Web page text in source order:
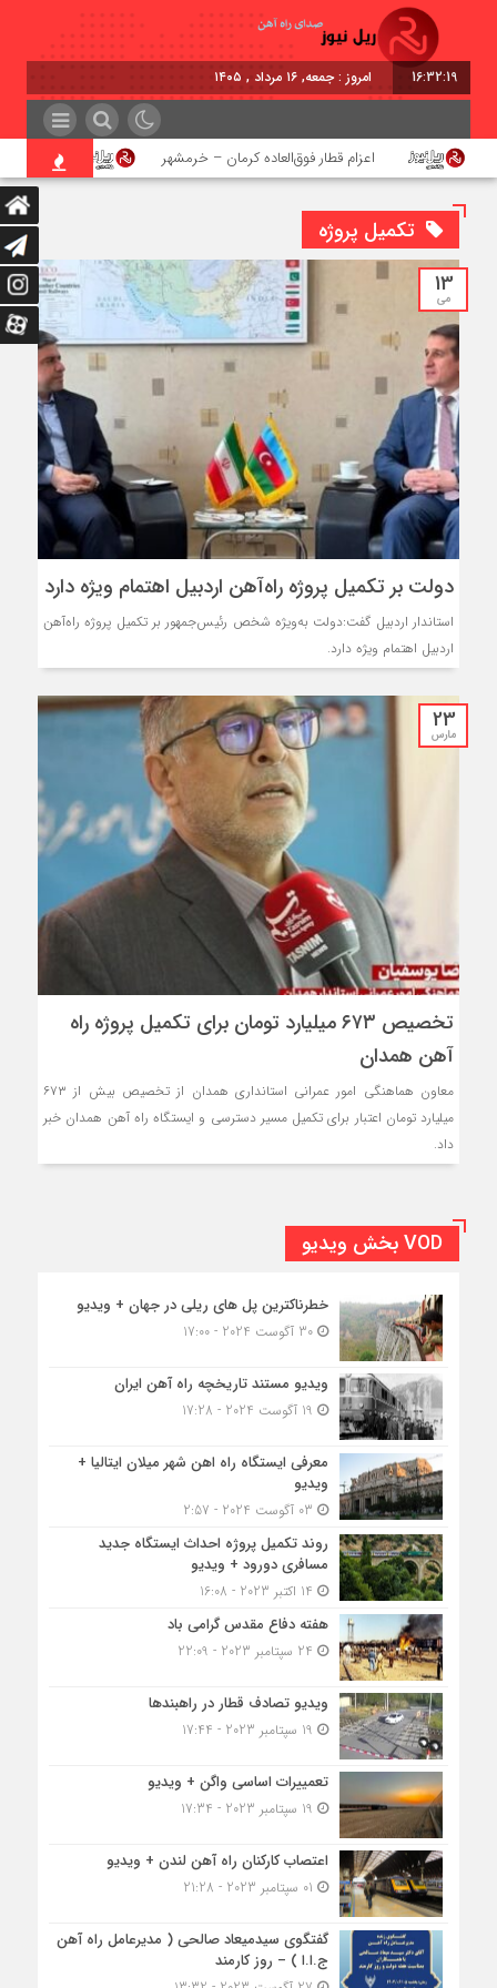
16:32:20 امروز : جمعه, ۱۶ مرداد , ۱۴۰۵
اعزام قطار فوق‌العاده کرمان – خرمشهر اجرای
تکمیل پروژه
13
می
دولت بر تکمیل پروژه راه‌آهن اردبیل اهتمام ویژه دارد
استاندار اردبیل گفت:دولت به‌ویژه شخص رئیس‌جمهور بر تکمیل پروژه راه‌آهن
اردبیل اهتمام ویژه دارد.
23
مارس
تخصیص ۶۷۳ میلیارد تومان برای تکمیل پروژه راه
آهن همدان
معاون هماهنگی امور عمرانی استانداری همدان از تخصیص بیش از ۶۷۳
میلیارد تومان اعتبار برای تکمیل ‌مسیر دسترسی و ایستگاه راه آهن همدان خبر
داد.
VOD بخش ویدیو
خطرناکترین پل های ریلی در جهان + ویدیو
30 آگوست 2024 - 17:00
ویدیو مستند تاریخچه راه آهن ایران
معرفی ایستگاه راه اهن شهر میلان ایتالیا +
ویدیو
روند تکمیل پروژه احداث ایستگاه جدید
مسافری دورود + ویدیو
هفته دفاع مقدس گرامی باد
ویدیو تصادف قطار در راهبندها
تعمییرات اساسی واگن + ویدیو
اعتصاب کارکنان راه آهن لندن + ویدیو
گفتگوی سیدمیعاد صالحی ( مدیرعامل راه آهن
ج.ا.ا ) – روز کارمند